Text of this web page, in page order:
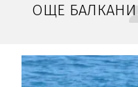
ОЩЕ БАЛКАНИ